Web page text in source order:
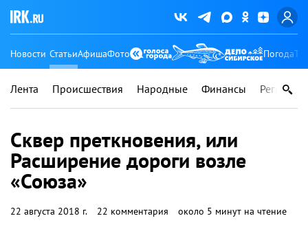
Новости СтатьиАфишаФото Погода
Лента Происшествия Народные Финансы Регионы
Сквер преткновения, или
Расширение дороги возле
«Союза»
22 августа 2018 г. 22 комментария около 5 минут на чтение